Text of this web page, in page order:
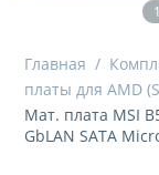
1
Главная /
платы для AMD
Мат. плата MSI
GbLAN SATA